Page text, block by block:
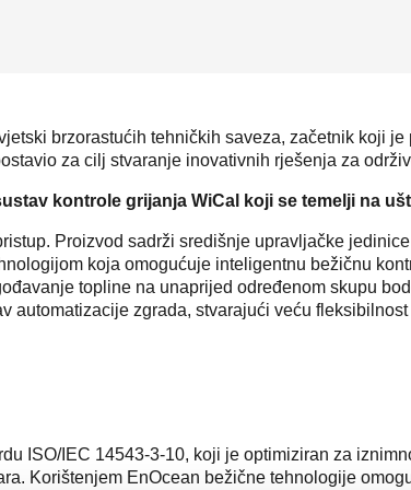
brzorastućih tehničkih saveza, začetnik koji
za cilj stvaranje inovativnih rješenja za
kontrole grijanja WiCal koji se temelji na
Proizvod sadrži središnje upravljačke
koja omogućuje inteligentnu bežičnu
topline na unaprijed određenom skupu
automatizacije zgrada, stvarajući veću
ISO/IEC 14543-3-10, koji je optimiziran za
Korištenjem EnOcean bežične tehnologije